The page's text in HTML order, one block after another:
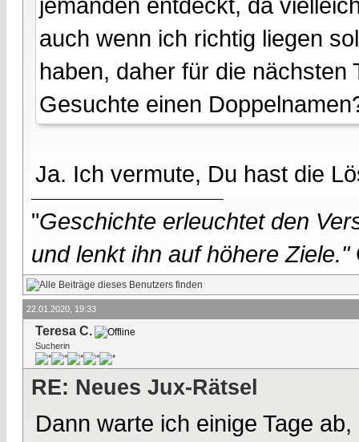
auch wenn ich richtig liegen
haben, daher für die nächsten
Gesuchte einen
Ja. Ich vermute, Du hast die
"Geschichte erleuchtet den
und lenkt ihn auf höhere Ziele."
22.01.2020, 19:33
Teresa C.
Sucherin
RE: Neues Jux-Rätsel
Dann warte ich einige Tage